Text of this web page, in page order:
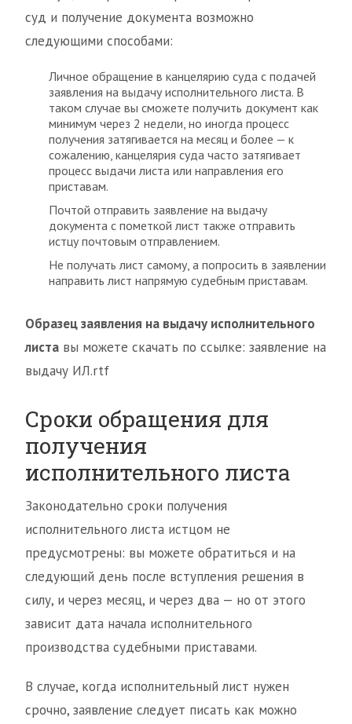
суд и получение документа возможно
следующими способами:
Личное обращение в канцелярию суда с подачей
заявления на выдачу исполнительного листа. В
таком случае вы сможете получить документ как
минимум через 2 недели, но иногда процесс
получения затягивается на месяц и более — к
сожалению, канцелярия суда часто затягивает
процесс выдачи листа или направления его
приставам.
Почтой отправить заявление на выдачу
документа с пометкой лист также отправить
истцу почтовым отправлением.
Не получать лист самому, а попросить в заявлении
направить лист напрямую судебным приставам.
Образец заявления на выдачу исполнительного
листа вы можете скачать по ссылке: заявление на
выдачу ИЛ.rtf
Сроки обращения для
получения
исполнительного листа
Законодательно сроки получения
исполнительного листа истцом не
предусмотрены: вы можете обратиться и на
следующий день после вступления решения в
силу, и через месяц, и через два — но от этого
зависит дата начала исполнительного
производства судебными приставами.
В случае, когда исполнительный лист нужен
срочно, заявление следует писать как можно